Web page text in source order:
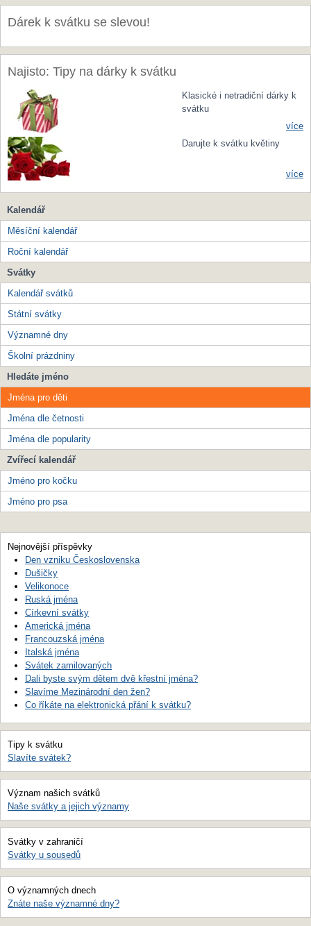
Dárek k svátku se slevou!
Najisto: Tipy na dárky k svátku
Klasické i netradiční dárky k
svátku
více
Darujte k svátku květiny
více
Kalendář
Měsíční kalendář
Roční kalendář
Svátky
Kalendář svátků
Státní svátky
Významné dny
Školní prázdniny
Hledáte jméno
Jména pro děti
Jména dle četnosti
Jména dle popularity
Zvířecí kalendář
Jméno pro kočku
Jméno pro psa
Nejnovější příspěvky
Den vzniku Československa
Dušičky
Velikonoce
Ruská jména
Církevní svátky
Americká jména
Francouzská jména
Italská jména
Svátek zamilovaných
Dali byste svým dětem dvě křestní jména?
Slavíme Mezinárodní den žen?
Co říkáte na elektronická přání k svátku?
Tipy k svátku
Slavíte svátek?
Význam našich svátků
Naše svátky a jejich významy
Svátky v zahraničí
Svátky u sousedů
O významných dnech
Znáte naše významné dny?